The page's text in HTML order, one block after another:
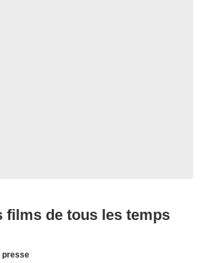
films de tous les temps
presse